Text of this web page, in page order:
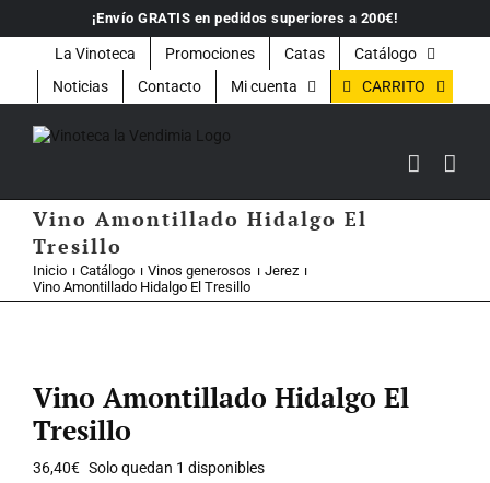
contenido
¡Envío GRATIS en pedidos superiores a 200€!
La Vinoteca Promociones Catas
Catálogo
Noticias
Contacto Mi cuenta CARRITO
Vino Amontillado Hidalgo El
Tresillo
Inicio Catálogo Vinos generosos
Jerez
Vino Amontillado Hidalgo El Tresillo
Vino Amontillado Hidalgo El
Tresillo
36,40€ Solo quedan 1 disponibles